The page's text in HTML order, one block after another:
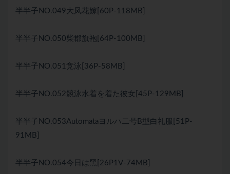
半半子NO.049大凤花嫁[60P-118MB]
半半子NO.050柴郡旗袍[64P-100MB]
半半子NO.051竞泳[36P-58MB]
半半子NO.052競泳水着を着た彼女[45P-129MB]
半半子NO.053Automataヨルハ二号B型白礼服[51P-
91MB]
半半子NO.054今日は黑[26P1V-74MB]